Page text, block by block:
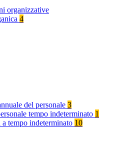
organizzative
4
del personale 3
tempo indeterminato 1
a tempo indeterminato 10